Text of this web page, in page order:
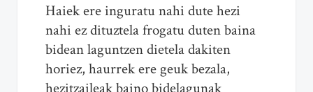
Haiek ere inguratu nahi dute hezi
nahi ez dituztela frogatu duten baina
bidean laguntzen dietela dakiten
horiez, haurrek ere geuk bezala,
hezitzaileak baino bidelagunak